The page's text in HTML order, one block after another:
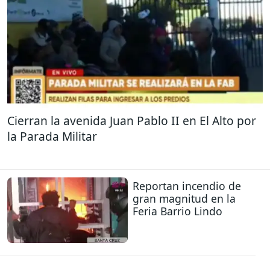
Cierran la avenida Juan Pablo II en El Alto por
la Parada Militar
Reportan incendio de
gran magnitud en la
Feria Barrio Lindo